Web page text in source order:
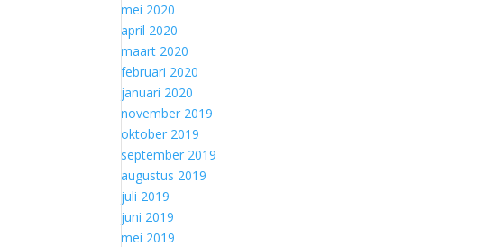
mei 2020
april 2020
maart 2020
februari 2020
januari 2020
november 2019
oktober 2019
september 2019
augustus 2019
juli 2019
juni 2019
mei 2019